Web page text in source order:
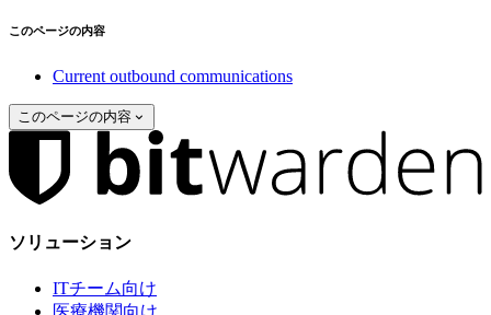
このページの内容
Current outbound communications
このページの内容
ソリューション
ITチーム向け
医療機関向け